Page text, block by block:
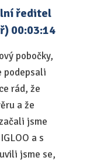
ředitel
00:03:14
pobočky,
podepsali
rád, že
a že
jsme
a s
jsme se,